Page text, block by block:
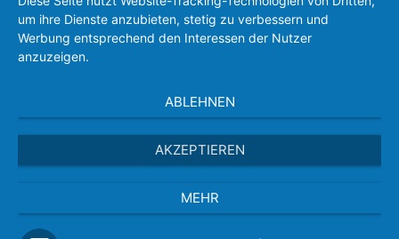
um ihre Dienste anzubieten, stetig zu verbessern und
Werbung entsprechend den Interessen der Nutzer
anzuzeigen.
ABLEHNEN
AKZEPTIEREN
MEHR